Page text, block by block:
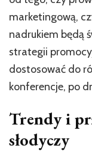
marketingową,
nadrukiem będą
strategii
dostosować do
konferencje, po
Trendy i
słodyczy